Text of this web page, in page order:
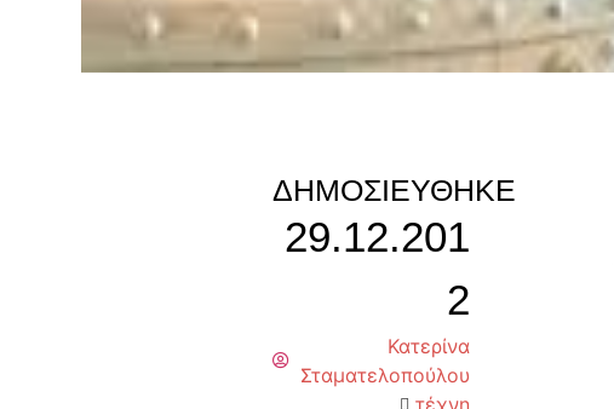
ΔΗΜΟΣΙΕΎΘΗΚΕ
29.12.201
2
Κατερίνα
Σταματελοπούλου
τέχνη